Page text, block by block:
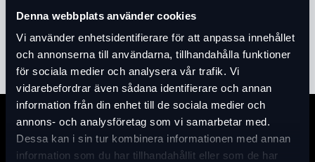
Denna webbplats använder cookies
Vi använder enhetsidentifierare för att anpassa innehållet
och annonserna till användarna, tillhandahålla funktioner
för sociala medier och analysera vår trafik. Vi
vidarebefordrar även sådana identifierare och annan
information från din enhet till de sociala medier och
annons- och analysföretag som vi samarbetar med.
Dessa kan i sin tur kombinera informationen med annan
information som du har tillhandahållit eller som de har
Läs mer expand_more
Specifikation